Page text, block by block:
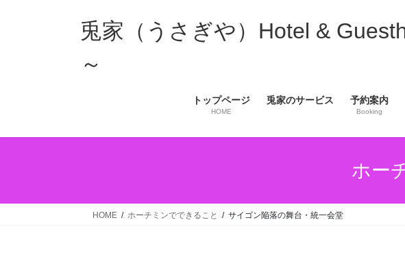
ッ
移
兎家（うさぎや）Hotel &
～
トップページ
HOME
兎家のサービス 予約案内
Booking
ホー
HOME ホーチミンでできること サイゴン陥落の舞台・統一会堂